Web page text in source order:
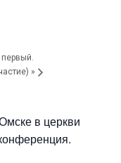
»
в церкви